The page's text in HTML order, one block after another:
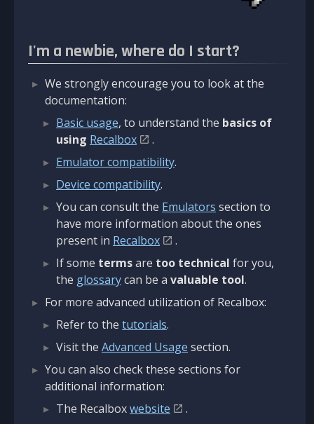
I'm a newbie, where do I start?
We strongly encourage you to look at the
documentation:
Basic usage, to understand the basics of
using Recalbox
.
Emulator compatibility.
Device compatibility.
You can consult the Emulators section to
have more information about the ones
present in Recalbox
.
If some termsare too technical for you,
the glossarycan be a valuable tool.
For more advanced utilization of Recalbox:
Refer to the tutorials.
Visit the Advanced Usage section.
You can also check these sections for
additional information:
The Recalboxwebsite
.